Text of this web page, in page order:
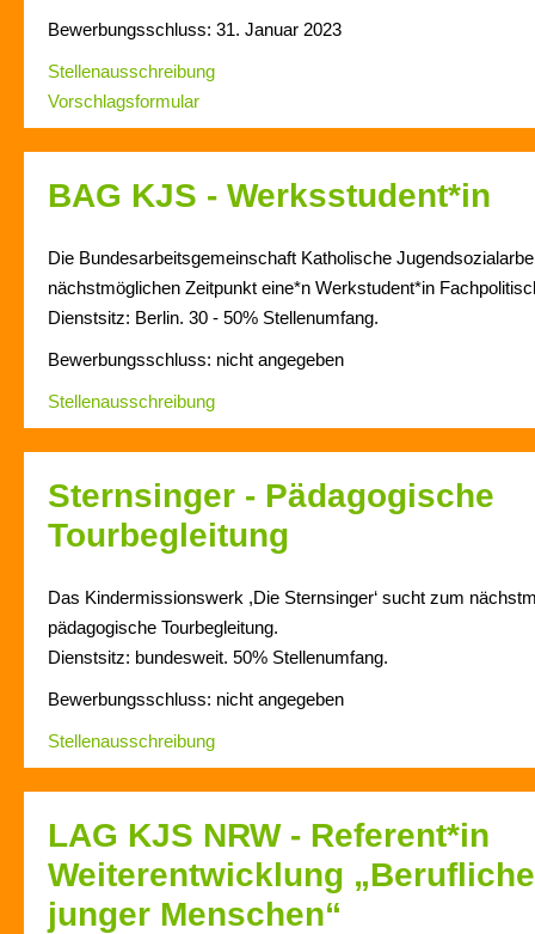
Bewerbungsschluss: 31. Januar 2023
Stellenausschreibung
Vorschlagsformular
BAG KJS - Werksstudent*in
Die Bundesarbeitsgemeinschaft Katholische
nächstmöglichen Zeitpunkt eine*n Werkstudent*in
Dienstsitz: Berlin. 30 - 50% Stellenumfang.
Bewerbungsschluss: nicht angegeben
Stellenausschreibung
Sternsinger - Pädagogische
Tourbegleitung
Das Kindermissionswerk ,Die Sternsinger‘ sucht zum
pädagogische Tourbegleitung.
Dienstsitz: bundesweit. 50% Stellenumfang.
Bewerbungsschluss: nicht angegeben
Stellenausschreibung
LAG KJS NRW - Referent*in
Weiterentwicklung
junger Menschen“